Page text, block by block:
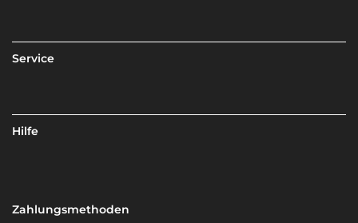
Service
Hilfe
Zahlungsmethoden